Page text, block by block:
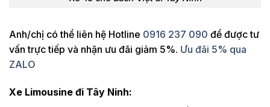
Anh/chị có thể liên hệ Hotline 0916 237 090 để được tư
vấn trực tiếp và nhận ưu đãi giảm 5%. Ưu đãi 5% qua
ZALO
Xe Limousine đi Tây Ninh: